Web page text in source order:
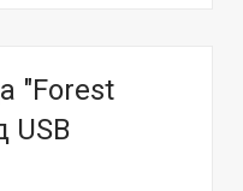
"Forest
USB